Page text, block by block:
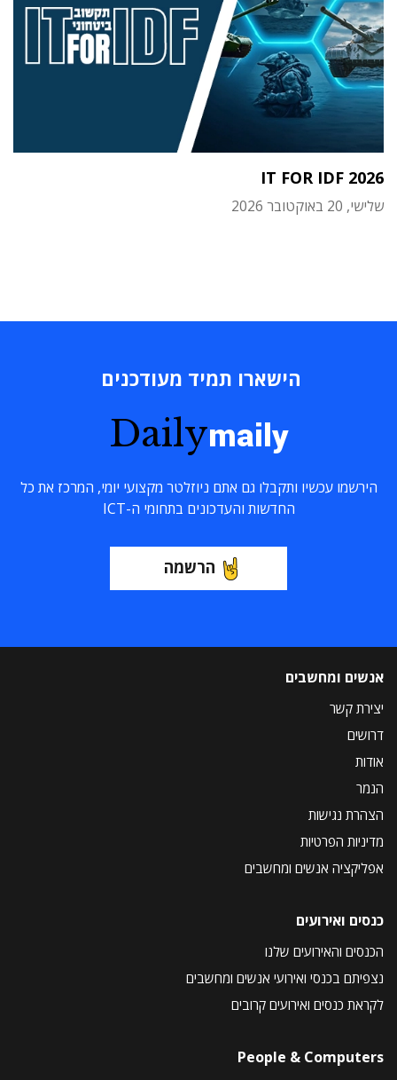
IT FOR IDF 2026
שלישי, 20 באוקטובר 2026
הישארו תמיד מעודכנים
Dailymaily
הירשמו עכשיו ותקבלו גם אתם ניוזלטר מקצועי יומי, המרכז את כל
החדשות והעדכונים בתחומי ה-ICT
הרשמה
אנשים ומחשבים
יצירת קשר
דרושים
אודות
הנמר
הצהרת נגישות
מדיניות הפרטיות
אפליקציה אנשים ומחשבים
כנסים ואירועים
הכנסים והאירועים שלנו
נצפיתם בכנסי ואירועי אנשים ומחשבים
לקראת כנסים ואירועים קרובים
People & Computers